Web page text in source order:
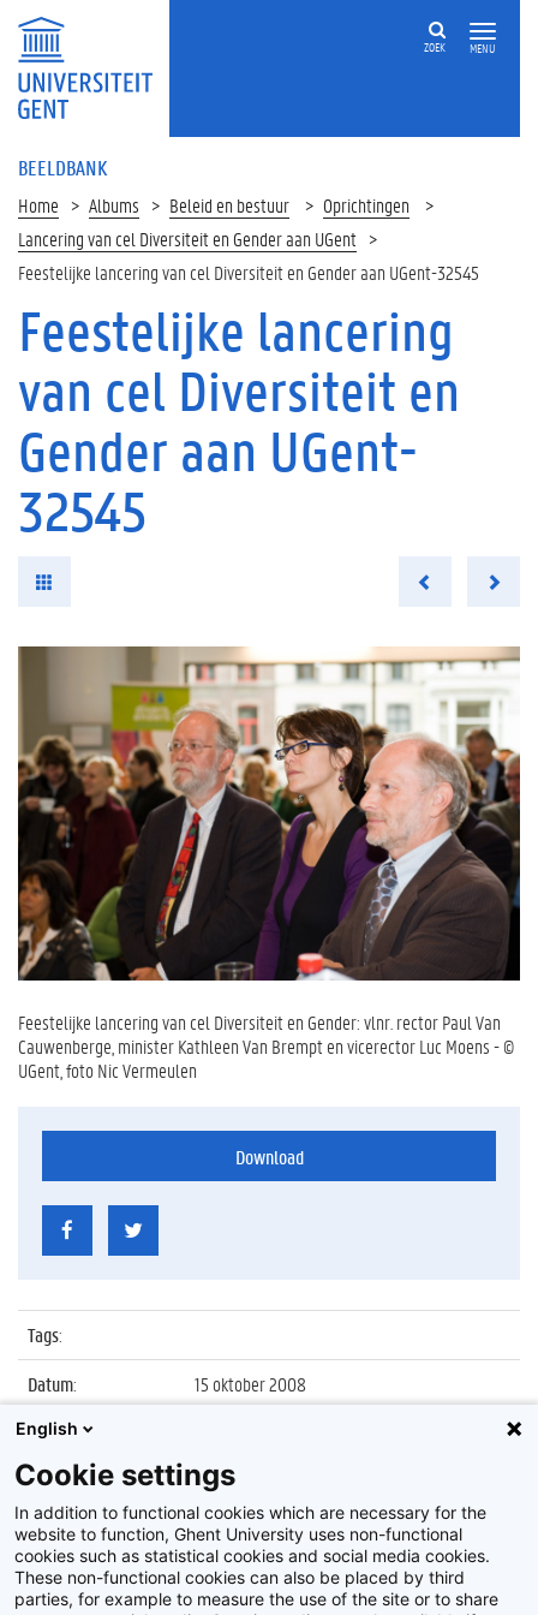
MENU
ZOEK
BEELDBANK
Home Albums Beleid en bestuur
Oprichtingen
Lancering van cel Diversiteit en Gender aan UGent
Feestelijke lancering van cel Diversiteit en Gender aan UGent-32545
Feestelijke lancering
van cel Diversiteit en
Gender aan UGent-
32545
Feestelijke lancering van cel Diversiteit en Gender: vlnr. rector Paul Van
Cauwenberge, minister Kathleen Van Brempt en vicerector Luc Moens - ©
UGent, foto Nic Vermeulen
Download
Tags:
Datum:
15 oktober 2008
Identificatienummer
Album:
Lancering van cel Diversiteit en Gender aan
UGent
English
Cookie settings
In addition to functional cookies which are necessary for the
website to function, Ghent University uses non-functional
cookies such as statistical cookies and social media cookies.
These non-functional cookies can also be placed by third
parties, for example to measure the use of the site or to share